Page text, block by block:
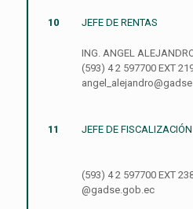
10 JEFE DE RENTAS
ING. ANGEL
(593) 4 2 597700 EXT
11 JEFE DE FISCALIZACIÓN
(593) 4 2 597700 EXT
@gadse.gob.ec